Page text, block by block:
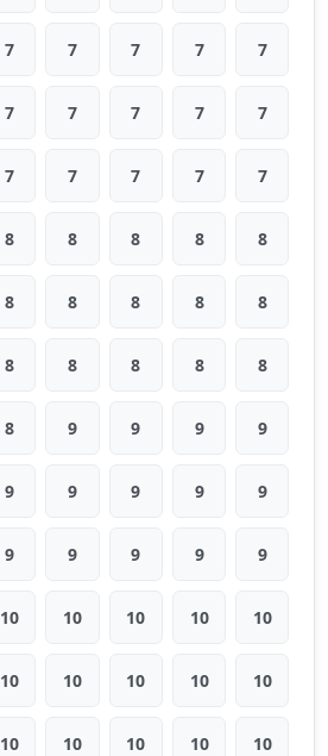
7 7 7 7 7
7 7 7 7 7
7 7 7 7 7
8 8 8 8 8
8 8 8 8 8
8 8 8 8 8
8 9 9 9 9
9 9 9 9 9
9 9 9 9 9
10 10 10 10 10
10 10 10 10 10
10 10 10 10 10